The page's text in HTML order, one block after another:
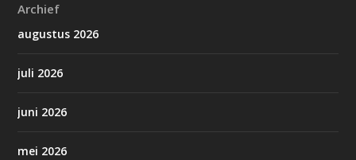
Archief
augustus 2026
juli 2026
juni 2026
mei 2026